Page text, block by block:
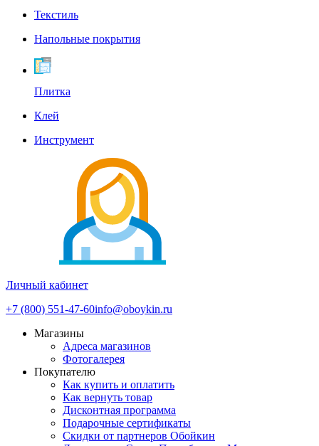
Текстиль
Напольные покрытия
Плитка
Клей
Инструмент
Личный кабинет
+7 (800) 551-47-60info@oboykin.ru
Магазины
Адреса магазинов
Фотогалерея
Покупателю
Как купить и оплатить
Как вернуть товар
Дисконтная программа
Подарочные сертификаты
Скидки от партнеров Обойкин